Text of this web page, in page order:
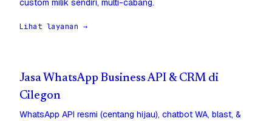
custom milik sendiri, multi-cabang.
Lihat layanan →
Jasa WhatsApp Business API & CRM di
Cilegon
WhatsApp API resmi (centang hijau), chatbot WA, blast, &